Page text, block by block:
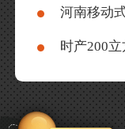
河南移动
时产200